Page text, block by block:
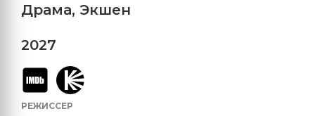
Драма, Экшен
2027
РЕЖИССЕР